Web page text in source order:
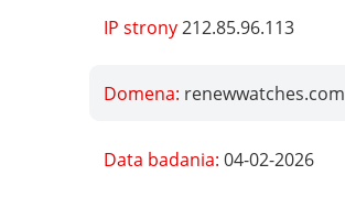
IP strony212.85.96.113
Domena: renewwatches.com
Data badania:04-02-2026